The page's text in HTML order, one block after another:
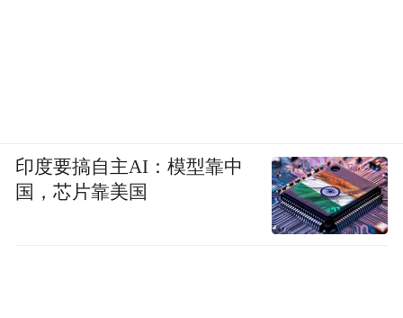
印度要搞自主AI：模型靠中
国，芯片靠美国